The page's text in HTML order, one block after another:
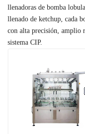
llenadoras de bomba
llenado de ketchup, cada
con alta precisión, amplio
sistema CIP.